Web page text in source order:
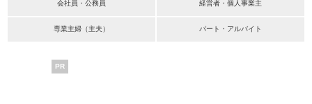
会社員・公務員 経営者・個人事業主
専業主婦（主夫） パート・アルバイト
PR